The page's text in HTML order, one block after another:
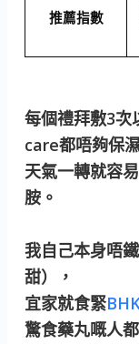
推薦指數
每個禮拜敷3
care都唔夠保
天氣一轉就容
胺。
我自己本身唔
甜），
宜家就食緊
驚食藥丸嘅人